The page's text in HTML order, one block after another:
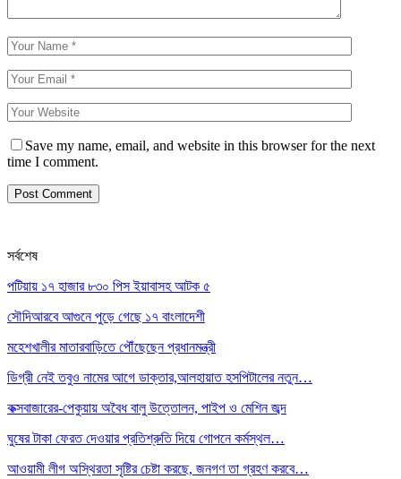
Save my name, email, and website in this browser for the next
time I comment.
সর্বশেষ
পটিয়ায় ১৭ হাজার ৮৩০ পিস ইয়াবাসহ আটক ৫
সৌদিআরবে আগুনে পুড়ে গেছে ১৭ বাংলাদেশী
মহেশখালীর মাতারবাড়িতে পৌঁছেছেন প্রধানমন্ত্রী
ডিগ্রী নেই তবুও নামের আগে ডাক্তার,আলহায়াত হসপিটালের নতুন…
কক্সবাজারের-পেকুয়ায় অবৈধ বালু উত্তোলন, পাইপ ও মেশিন জব্দ
ঘুষের টাকা ফেরত দেওয়ার প্রতিশ্রুতি দিয়ে গোপনে কর্মস্থল…
আওয়ামী লীগ অস্থিরতা সৃষ্টির চেষ্টা করছে, জনগণ তা গ্রহণ করবে…